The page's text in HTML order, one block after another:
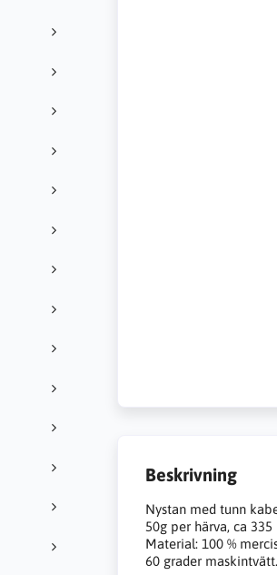
Beskrivning
Nystan med tunn
50g per härva, ca 335
Material: 100 %
60 grader maskintvätt.